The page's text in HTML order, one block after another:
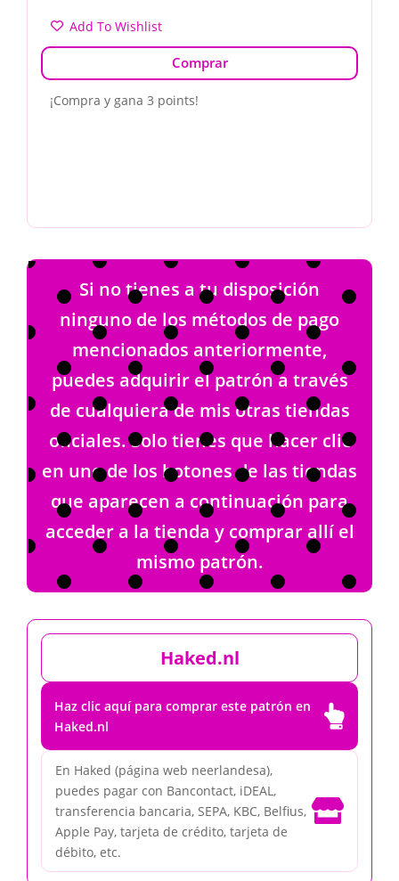
Add To Wishlist
Comprar
¡Compra y gana 3 points!
Si no tienes a tu disposición
ninguno de los métodos de pago
mencionados anteriormente,
puedes adquirir el patrón a través
de cualquiera de mis otras tiendas
oficiales. Solo tienes que hacer clic
en uno de los botones de las tiendas
que aparecen a continuación para
acceder a la tienda y comprar allí el
mismo patrón.
Haked.nl
Haz clic aquí para comprar este patrón en
Haked.nl

En Haked (página web neerlandesa),
puedes pagar con Bancontact, iDEAL,
transferencia bancaria, SEPA, KBC, Belfius,
Apple Pay, tarjeta de crédito, tarjeta de
débito, etc.
